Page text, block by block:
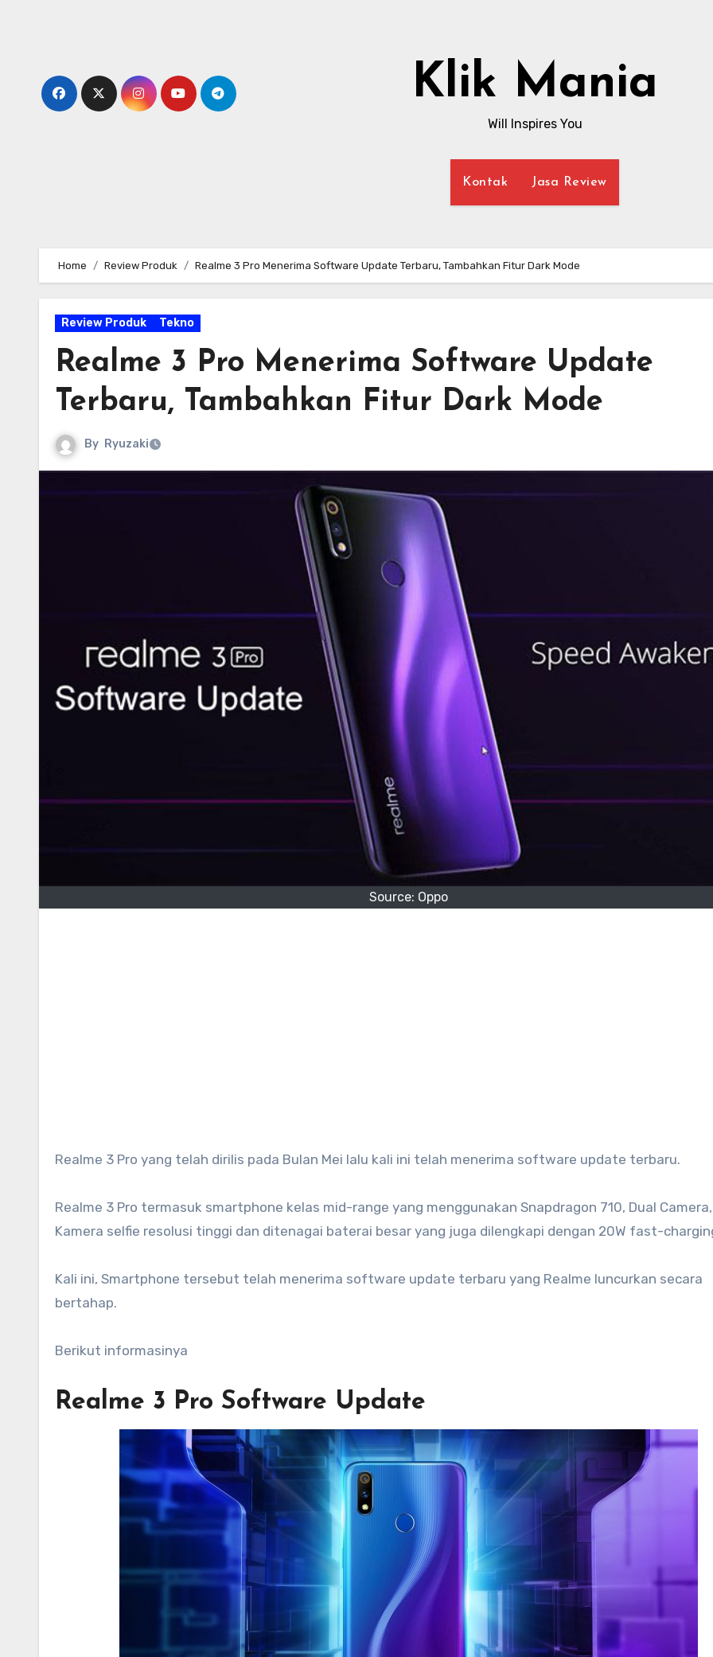
Klik Mania
Will Inspires You
Kontak Jasa Review
Home Review Produk Realme 3 Pro Menerima Software Update Terbaru, Tambahkan Fitur Dark Mode
Review Produk Tekno
Realme 3 Pro Menerima Software Update
Terbaru, Tambahkan Fitur Dark Mode
By Ryuzaki
Source: Oppo
Realme 3 Pro yang telah dirilis pada Bulan Mei lalu kali ini telah menerima software update terbaru.
Realme 3 Pro termasuk smartphone kelas mid-range yang menggunakan Snapdragon 710, Dual Camera,
Kamera selfie resolusi tinggi dan ditenagai baterai besar yang juga dilengkapi dengan 20W fast-
Kali ini, Smartphone tersebut telah menerima software update terbaru yang Realme luncurkan secara
bertahap.
Berikut informasinya
Realme 3 Pro Software Update